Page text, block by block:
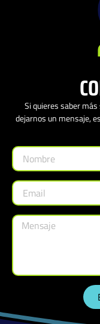
Si quieres saber
dejarnos un mensaje,